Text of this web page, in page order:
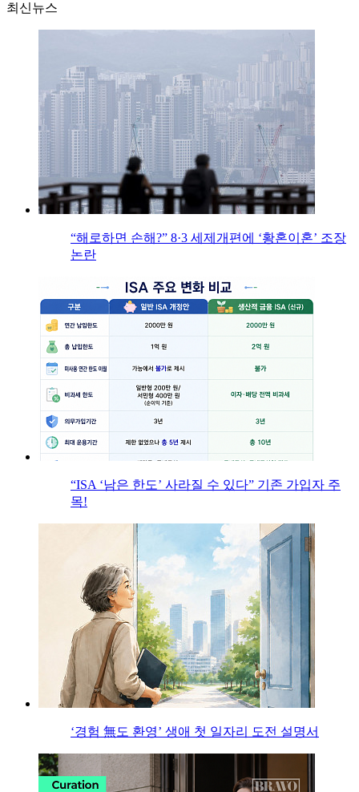
최신뉴스
“해로하면 손해?” 8·3 세제개편에 ‘황혼이혼’ 조장
논란
“ISA ‘남은 한도’ 사라질 수 있다” 기존 가입자 주
목!
‘경험 無도 환영’ 생애 첫 일자리 도전 설명서